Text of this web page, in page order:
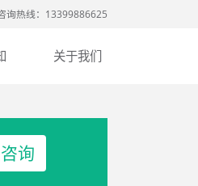
询热线：13399886625
关于我们
询